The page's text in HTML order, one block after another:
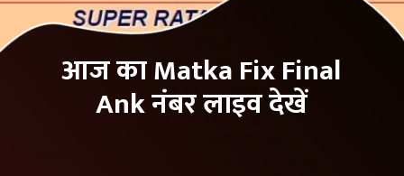
आज का Matka Fix Final
Ank नंबर लाइव देखें